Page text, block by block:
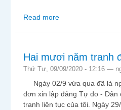
Read more
Hai mươi năm tranh
Thứ Tư, 09/09/2020 - 12:16 —
Ngày 02/9 vừa qua đã là
đơn xin lập đảng Tự do - Dân
tranh liên tục của tôi. Ngày